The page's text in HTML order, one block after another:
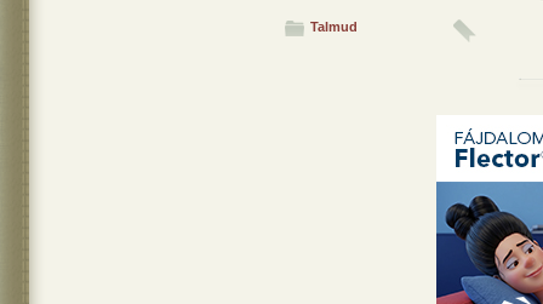
Talmud